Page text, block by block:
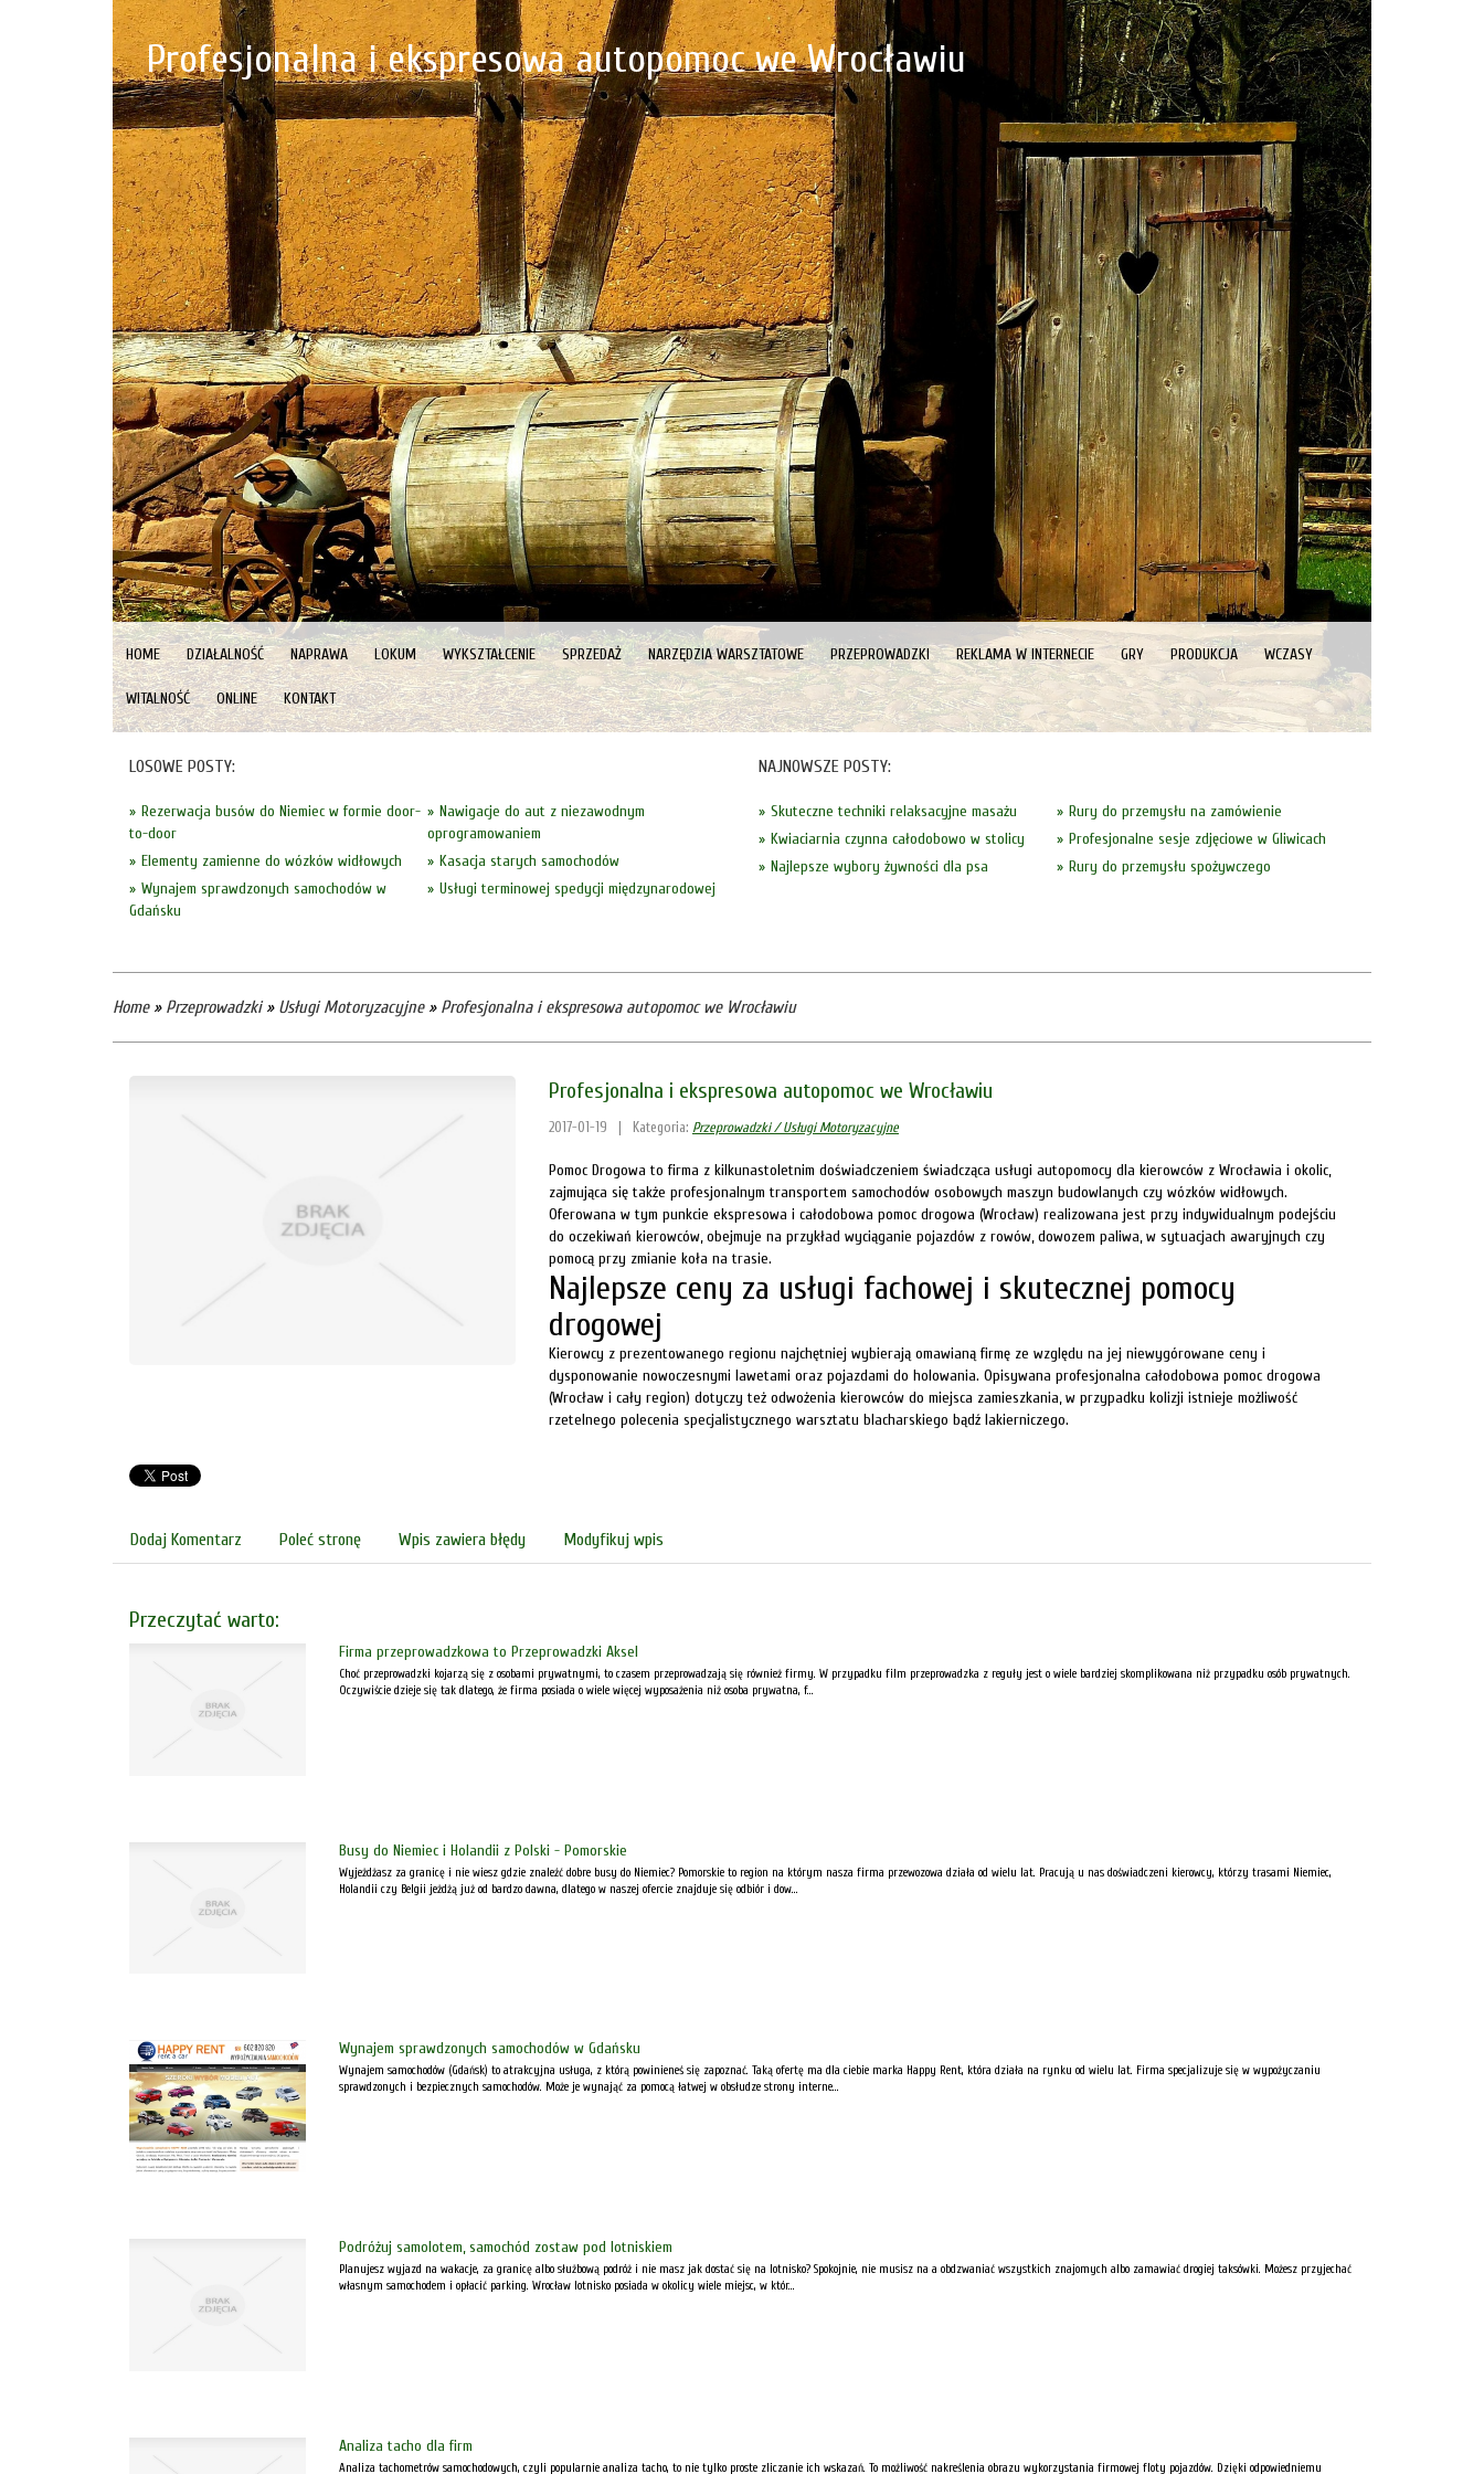
HOME DZIAŁALNOŚĆ NAPRAWA LOKUM WYKSZTAŁCENIE SPRZEDAŻ NARZĘDZIA WARSZTATOWE PRZEPROWADZKI REKLAMA W INTERNECIE GRY PRODUKCJA WCZASY
WITALNOŚĆ ONLINE KONTAKT
Profesjonalna i ekspresowa autopomoc we Wrocławiu
LOSOWE POSTY:
Nawigacje do aut z niezawodnym
oprogramowaniem
Rezerwacja busów do Niemiec w formie door-
to-door
Kasacja starych samochodów
Elementy zamienne do wózków widłowych
Usługi terminowej spedycji międzynarodowej
Wynajem sprawdzonych samochodów w
Gdańsku
NAJNOWSZE POSTY:
Rury do przemysłu na zamówienie
Skuteczne techniki relaksacyjne masażu
Profesjonalne sesje zdjęciowe w Gliwicach
Kwiaciarnia czynna całodobowo w stolicy
Rury do przemysłu spożywczego
Najlepsze wybory żywności dla psa
Home» Przeprowadzki» Usługi Motoryzacyjne» Profesjonalna i ekspresowa autopomoc we Wrocławiu
Profesjonalna i ekspresowa autopomoc we Wrocławiu
2017-01-19 Kategoria: Przeprowadzki / Usługi Motoryzacyjne
Pomoc Drogowa to firma z kilkunastoletnim doświadczeniem świadcząca usługi autopomocy dla kierowców z Wrocławia i okolic,
zajmująca się także profesjonalnym transportem samochodów osobowych maszyn budowlanych czy wózków widłowych.
Oferowana w tym punkcie ekspresowa i całodobowa pomoc drogowa (Wrocław) realizowana jest przy indywidualnym podejściu
do oczekiwań kierowców, obejmuje na przykład wyciąganie pojazdów z rowów, dowozem paliwa, w sytuacjach awaryjnych czy
pomocą przy zmianie koła na trasie.
Najlepsze ceny za usługi fachowej i skutecznej pomocy
drogowej
Kierowcy z prezentowanego regionu najchętniej wybierają omawianą firmę ze względu na jej niewygórowane ceny i
dysponowanie nowoczesnymi lawetami oraz pojazdami do holowania. Opisywana profesjonalna całodobowa pomoc drogowa
(Wrocław i cały region) dotyczy też odwożenia kierowców do miejsca zamieszkania, w przypadku kolizji istnieje możliwość
rzetelnego polecenia specjalistycznego warsztatu blacharskiego bądź lakierniczego.
Dodaj Komentarz Poleć stronę Wpis zawiera błędy Modyfikuj wpis
Przeczytać warto:
Firma przeprowadzkowa to Przeprowadzki Aksel
Choć przeprowadzki kojarzą się z osobami prywatnymi, to czasem przeprowadzają się również firmy. W przypadku film przeprowadzka z reguły jest o wiele bardziej skomplikowana niż przypadku osób prywatnych.
Oczywiście dzieje się tak dlatego, że firma posiada o wiele więcej wyposażenia niż osoba prywatna, f...
Busy do Niemiec i Holandii z Polski - Pomorskie
Wyjeżdżasz za granicę i nie wiesz gdzie znaleźć dobre busy do Niemiec? Pomorskie to region na którym nasza firma przewozowa działa od wielu lat. Pracują u nas doświadczeni kierowcy, którzy trasami Niemiec,
Holandii czy Belgii jeżdżą już od bardzo dawna, dlatego w naszej ofercie znajduje się odbiór i dow...
Wynajem sprawdzonych samochodów w Gdańsku
Wynajem samochodów (Gdańsk) to atrakcyjna usługa, z którą powinieneś się zapoznać. Taką ofertę ma dla ciebie marka Happy Rent, która działa na rynku od wielu lat. Firma specjalizuje się w wypożyczaniu
sprawdzonych i bezpiecznych samochodów. Może je wynająć za pomocą łatwej w obsłudze strony interne...
Podróżuj samolotem, samochód zostaw pod lotniskiem
Planujesz wyjazd na wakacje, za granicę albo służbową podróż i nie masz jak dostać się na lotnisko? Spokojnie, nie musisz na a obdzwaniać wszystkich znajomych albo zamawiać drogiej taksówki. Możesz przyjechać
własnym samochodem i opłacić parking. Wrocław lotnisko posiada w okolicy wiele miejsc, w któr...
Analiza tacho dla firm
Analiza tachometrów samochodowych, czyli popularnie analiza tacho, to nie tylko proste zliczanie ich wskazań. To możliwość nakreślenia obrazu wykorzystania firmowej floty pojazdów. Dzięki odpowiedniemu